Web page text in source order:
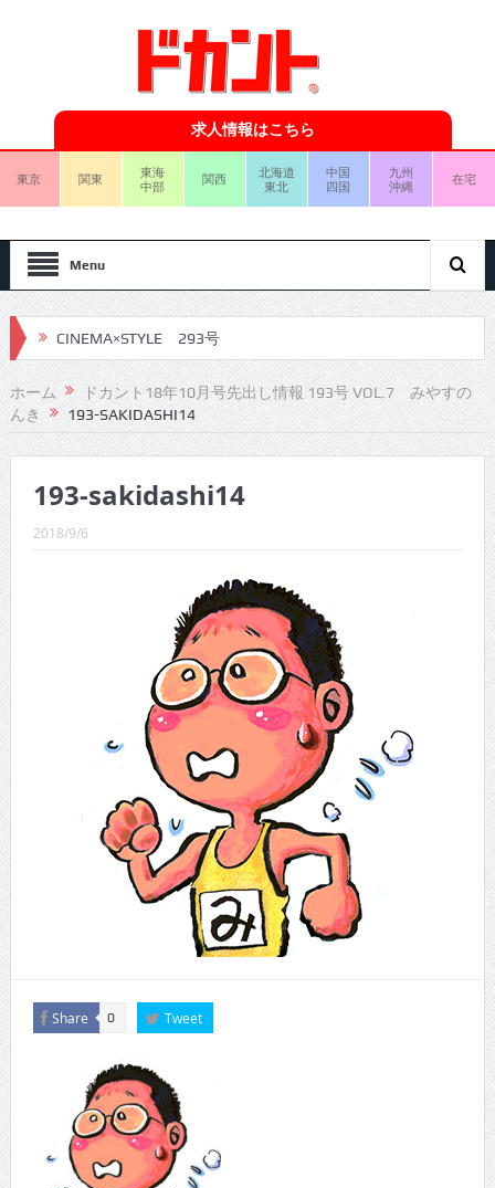
求人情報はこちら
東京 関東
東海
中部
関西
北海道
東北
中国
四国
九州
沖縄
在宅
Menu
CINEMA×STYLE 293号
CINEMA×STYLE 292号
CINEMA×STYLE 291号
CINEMA×STYLE 289号
CINEMA×STYLE 287号
CINEMA×STYLE 286号
CINEMA×STYLE 285号
CINEMA×STYLE 294号
ホーム
ドカント18年10月号先出し情報 193号 VOL.7 みやすの
んき
193-SAKIDASHI14
193-sakidashi14
2018/9/6
Share 0 Tweet